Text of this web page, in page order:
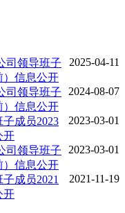
2025-04-11
司领导班子
）信息公开
2024-08-07
司领导班子
）信息公开
2023-03-01
成员2023
开
2023-03-01
司领导班子
）信息公开
2021-11-19
成员2021
开